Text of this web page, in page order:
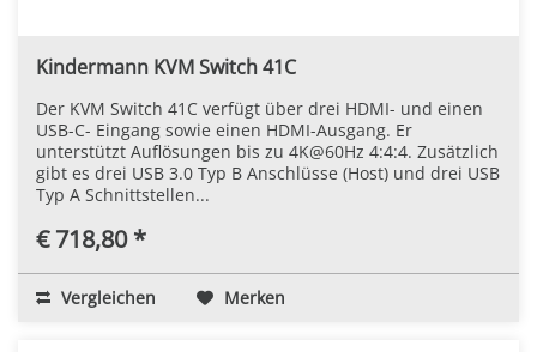
Kindermann KVM Switch 41C
Der KVM Switch 41C verfügt über drei HDMI- und einen
USB-C- Eingang sowie einen HDMI-Ausgang. Er
unterstützt Auflösungen bis zu 4K@60Hz 4:4:4. Zusätzlich
gibt es drei USB 3.0 Typ B Anschlüsse (Host) und drei USB
Typ A Schnittstellen...
€ 718,80 *
Vergleichen Merken